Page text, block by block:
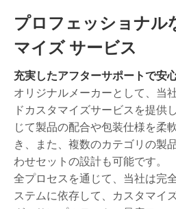
プロフェッショナル
マイズ サービス
充実したアフターサポートで安心
オリジナルメーカーとして、当
ドカスタマイズサービスを提供
じて製品の配合や包装仕様を柔
き、また、複数のカテゴリの製
わせセットの設計も可能です。
全プロセスを通じて、当社は完
ステムに依存して、カスタマイ